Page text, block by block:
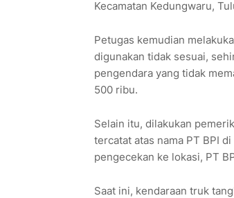
Kecamatan Kedungwaru,
Petugas kemudian
digunakan tidak sesuai,
pengendara yang tidak
500 ribu.
Selain itu, dilakukan
tercatat atas nama PT BPI
pengecekan ke lokasi, PT
Saat ini, kendaraan truk